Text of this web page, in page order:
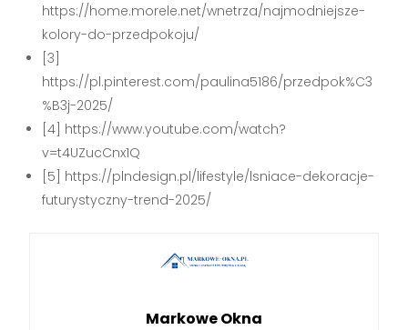
https://home.morele.net/wnetrza/najmodniejsze-
kolory-do-przedpokoju/
[3]
https://pl.pinterest.com/paulina5186/przedpok%C3
%B3j-2025/
[4] https://www.youtube.com/watch?
v=t4UZucCnx1Q
[5] https://plndesign.pl/lifestyle/lsniace-dekoracje-
futurystyczny-trend-2025/
Markowe Okna